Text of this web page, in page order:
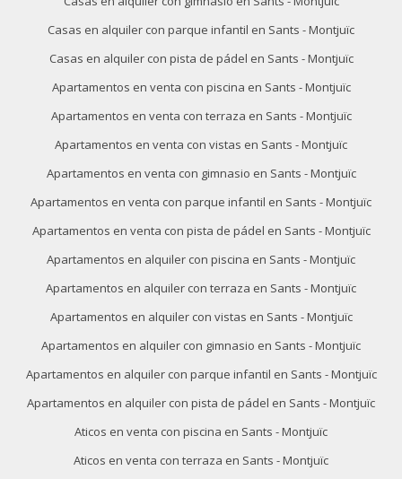
Casas en alquiler con parque infantil en Sants - Montjuïc
Casas en alquiler con pista de pádel en Sants - Montjuïc
Apartamentos en venta con piscina en Sants - Montjuïc
Apartamentos en venta con terraza en Sants - Montjuïc
Apartamentos en venta con vistas en Sants - Montjuïc
Apartamentos en venta con gimnasio en Sants - Montjuïc
Apartamentos en venta con parque infantil en Sants - Montjuïc
Apartamentos en venta con pista de pádel en Sants - Montjuïc
Apartamentos en alquiler con piscina en Sants - Montjuïc
Apartamentos en alquiler con terraza en Sants - Montjuïc
Apartamentos en alquiler con vistas en Sants - Montjuïc
Apartamentos en alquiler con gimnasio en Sants - Montjuïc
Apartamentos en alquiler con parque infantil en Sants - Montjuïc
Apartamentos en alquiler con pista de pádel en Sants - Montjuïc
Aticos en venta con piscina en Sants - Montjuïc
Aticos en venta con terraza en Sants - Montjuïc